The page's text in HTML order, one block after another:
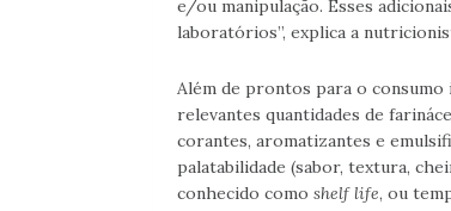
e/ou manipulação. Esses
laboratórios”, explica a
Além de prontos para o
relevantes quantidades de
corantes, aromatizantes e
palatabilidade (sabor, textura,
conhecido como shelf life, ou